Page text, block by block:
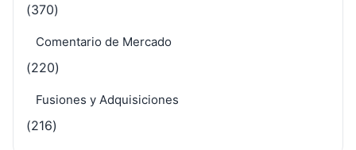
(370)
Comentario de Mercado
(220)
Fusiones y Adquisiciones
(216)